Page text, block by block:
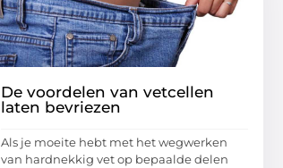
De voordelen van vetcellen
laten bevriezen
Als je moeite hebt met het wegwerken
van hardnekkig vet op bepaalde delen